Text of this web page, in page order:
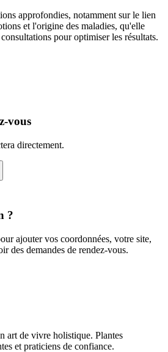
approfondies, notamment sur le lien
et l'origine des maladies, qu'elle
pour optimiser les résultats.
vous
directement.
?
ajouter vos coordonnées, votre site,
des demandes de rendez-vous.
art de vivre holistique. Plantes
et praticiens de confiance.